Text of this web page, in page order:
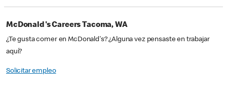
McDonald's Careers Tacoma, WA
¿Te gusta comer en McDonald's? ¿Alguna vez pensaste en trabajar
aquí?
Solicitar empleo